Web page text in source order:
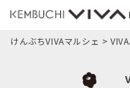
けんぶちVIVAマルシェ >